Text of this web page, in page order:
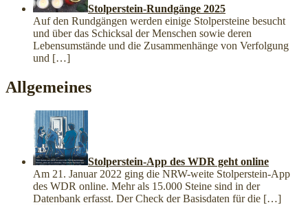
Stolperstein-Rundgänge 2025
Auf den Rundgängen werden einige Stolpersteine besucht
und über das Schicksal der Menschen sowie deren
Lebensumstände und die Zusammenhänge von Verfolgung
und […]
Allgemeines
Stolperstein-App des WDR geht online
Am 21. Januar 2022 ging die NRW-weite Stolperstein-App
des WDR online. Mehr als 15.000 Steine sind in der
Datenbank erfasst. Der Check der Basisdaten für die […]